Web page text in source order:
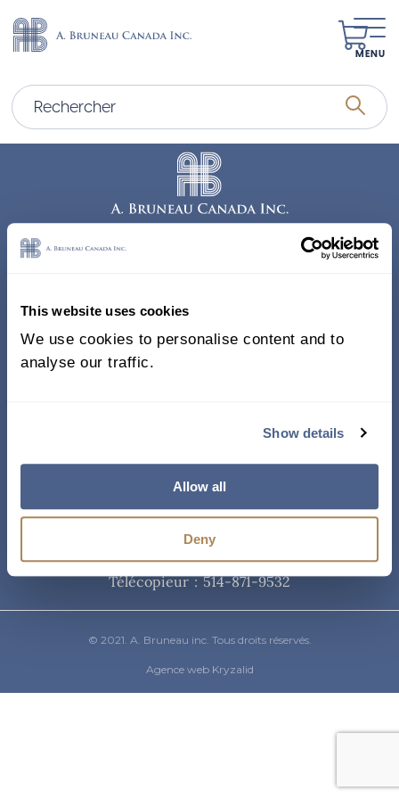
This website uses cookies
We use cookies to personalise content and to
analyse our traffic.
Show details
Allow all
Deny
MENU
338, Rue Saint-Antoine E.
Bureau 011, Montréal QC
H2Y 1A3 Canada
Téléphone
514-871-9821/ 1-800-361-8487
Télécopieur : 514-871-9532
© 2021. A. Bruneau inc. Tous droits réservés.
Agence web Kryzalid